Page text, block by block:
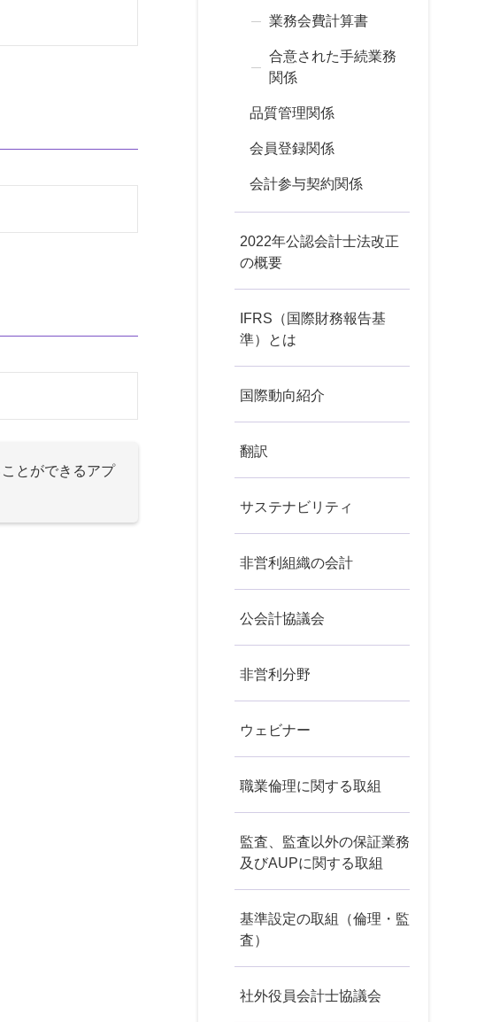
とができるアプ
業務会費計算書
合意された手続業務
関係
品質管理関係
会員登録関係
会計参与契約関係
2022年公認会計士法改正
の概要
IFRS（国際財務報告基
準）とは
国際動向紹介
翻訳
サステナビリティ
非営利組織の会計
公会計協議会
非営利分野
ウェビナー
職業倫理に関する取組
監査、監査以外の保証業務
及びAUPに関する取組
基準設定の取組（倫理・監
査）
社外役員会計士協議会